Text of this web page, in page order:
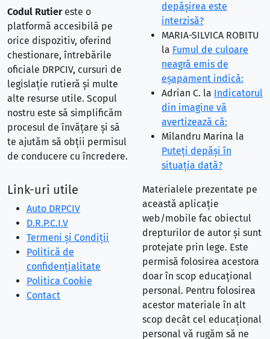
Codul Rutiereste o
platformă accesibilă pe
orice dispozitiv, oferind
chestionare, întrebările
oficiale DRPCIV, cursuri de
legislație rutieră și multe
alte resurse utile. Scopul
nostru este să simplificăm
procesul de învățare și să
te ajutăm să obții permisul
de conducere cu încredere.
depăşirea este
interzisă?
MARIA-SILVICA ROBITU
la Fumul de culoare
neagră emis de
eşapament indică:
Adrian C. la Indicatorul
din imagine vă
avertizează că:
Milandru Marina la
Puteţi depăşi în
situaţia dată?
Link-uri utile
Auto DRPCIV
D.R.P.C.I.V
Termeni și Condiții
Politică de
confidențialitate
Politica Cookie
Contact
Materialele prezentate pe
această aplicație
web/mobile fac obiectul
drepturilor de autor și sunt
protejate prin lege. Este
permisă folosirea acestora
doar în scop educațional
personal. Pentru folosirea
acestor materiale în alt
scop decât cel educațional
personal vă rugăm să ne